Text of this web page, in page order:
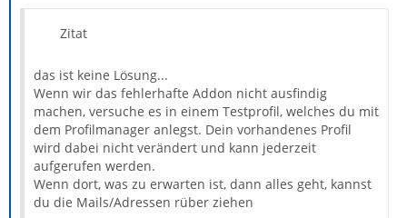
Zitat
das ist keine Lösung...
Wenn wir das fehlerhafte Addon nicht ausfindig
machen, versuche es in einem Testprofil, welches du mit
dem Profilmanager anlegst. Dein vorhandenes Profil
wird dabei nicht verändert und kann jederzeit
aufgerufen werden.
Wenn dort, was zu erwarten ist, dann alles geht, kannst
du die Mails/Adressen rüber ziehen